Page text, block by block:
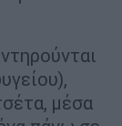
μέσα